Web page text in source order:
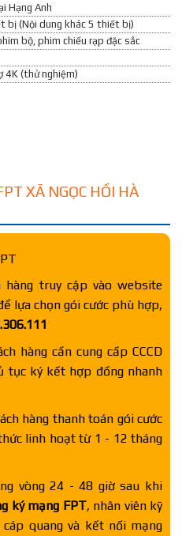
Hạng Anh
bị (Nội dung khác 5 thiết bị)
bộ, phim chiếu rạp đặc sắc
4K (thử nghiệm)
XÃ NGỌC HỒI HÀ
hàng truy cập vào website
lựa chọn gói cước phù hợp,
hàng cần cung cấp CCCD
tục ký kết hợp đồng nhanh
hàng thanh toán gói cước
linh hoạt từ 1 - 12 tháng
vòng 24 - 48 giờ sau khi
ký mạng FPT, nhân viên kỹ
quang và kết nối mạng